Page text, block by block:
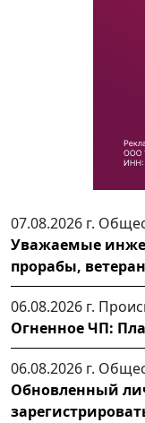
07.08.2026 г.
Уважаемые
прорабы,
06.08.2026 г.
Огненное ЧП:
06.08.2026 г.
Обновленный